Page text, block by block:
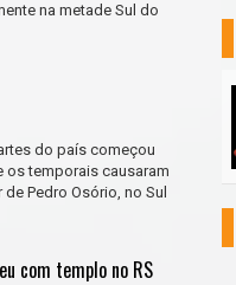
na metade Sul do
do país começou
os temporais causaram
Pedro Osório, no Sul
com templo no RS